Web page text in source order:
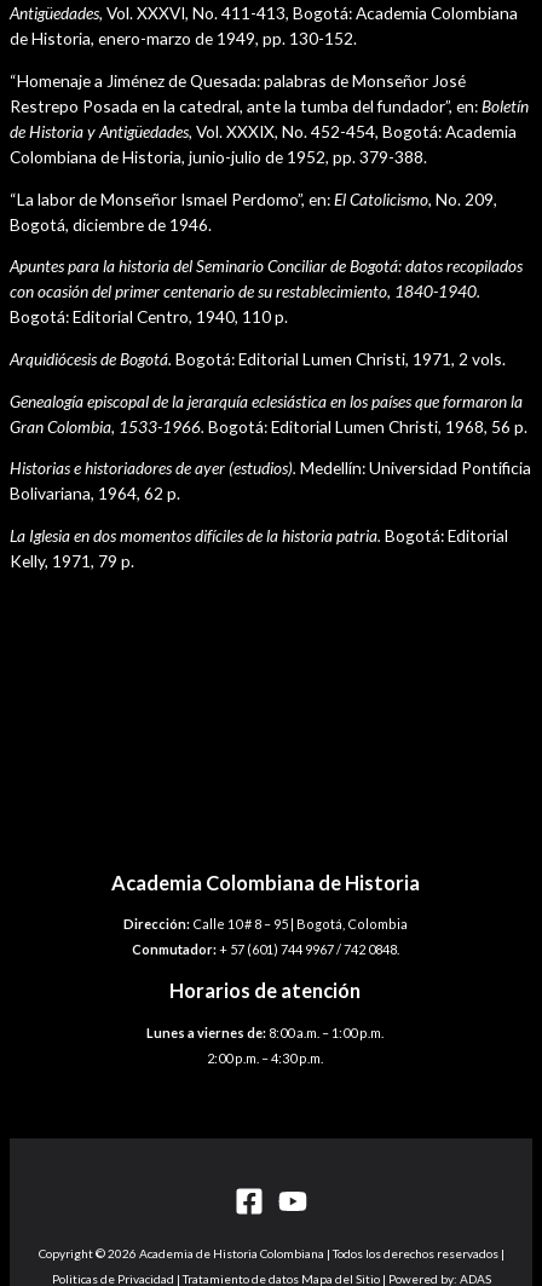
Antigüedades, Vol. XXXVI, No. 411-413, Bogotá: Academia Colombiana
de Historia, enero-marzo de 1949, pp. 130-152.
“Homenaje a Jiménez de Quesada: palabras de Monseñor José
Restrepo Posada en la catedral, ante la tumba del fundador”, en:Boletín
de Historia y Antigüedades, Vol. XXXIX, No. 452-454, Bogotá: Academia
Colombiana de Historia, junio-julio de 1952, pp. 379-388.
“La labor de Monseñor Ismael Perdomo”, en:El Catolicismo, No. 209,
Bogotá, diciembre de 1946.
Apuntes para la historia del Seminario Conciliar de Bogotá: datos recopilados
con ocasión del primer centenario de su restablecimiento, 1840-1940.
Bogotá: Editorial Centro, 1940, 110 p.
Arquidiócesis de Bogotá. Bogotá: Editorial Lumen Christi, 1971, 2 vols.
Genealogía episcopal de la jerarquía eclesiástica en los países que formaron la
Gran Colombia, 1533-1966. Bogotá: Editorial Lumen Christi, 1968, 56 p.
Historias e historiadores de ayer (estudios). Medellín: Universidad Pontificia
Bolivariana, 1964, 62 p.
La Iglesia en dos momentos difíciles de la historia patria. Bogotá: Editorial
Kelly, 1971, 79 p.
Academia Colombiana de Historia
Dirección:Calle 10 # 8 – 95 | Bogotá, Colombia
Conmutador:+ 57 (601) 744 9967 / 742 0848.
Horarios de atención
Lunes a viernes de: 8:00 a.m. – 1:00 p.m.
2:00 p.m. – 4:30 p.m.
Copyright © 2026 Academia de Historia Colombiana | Todos los derechos reservados |
Politicas de Privacidad | Tratamiento de datos Mapa del Sitio | Powered by: ADAS